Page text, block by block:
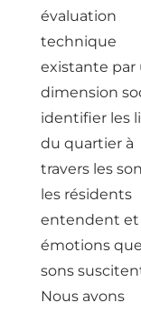
évaluation
technique
existante par
dimension
identifier les
du quartier à
travers les
les résidents
entendent et
émotions
sons
Nous avons